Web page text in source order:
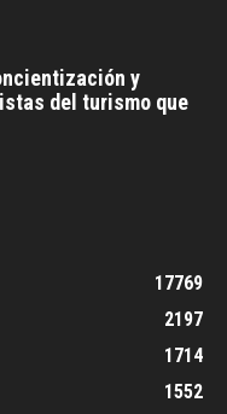
y
del turismo que
17769
2197
1714
1552